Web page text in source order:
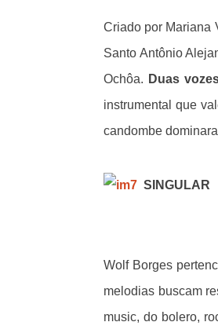
Criado por Mariana
Santo Antônio
Ochôa. Duas
instrumental que
candombe
SINGULAR
Wolf Borges
melodias buscam
music, do bolero,